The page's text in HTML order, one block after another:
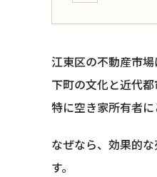
江東区の不動産市場
下町の文化と近代
特に空き家所有者
なぜなら、効果的
す。